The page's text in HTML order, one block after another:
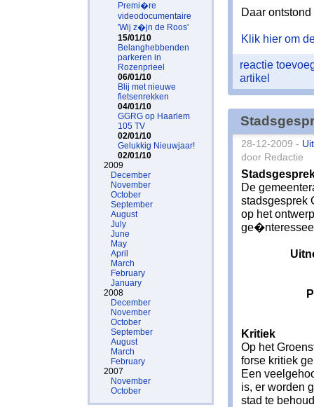
Premi�re
videodocumentaire
'Wij z�jn de Roos'
15/01/10
Belanghebbenden
parkeren in
Rozenprieel
06/01/10
Blij met nieuwe
fietsenrekken
04/01/10
GGRG op Haarlem
105 TV
02/01/10
Gelukkig Nieuwjaar!
02/01/10
2009
December
November
October
September
August
July
June
May
April
March
February
January
2008
December
November
October
September
August
March
February
2007
November
October
Daar
Klik hier om
reactie
artikel
28-12-2009 -
door Redactie
De
stadsgesprek
op het
Kritiek
Op het
forse kritiek
Een
is, er worden
stad te